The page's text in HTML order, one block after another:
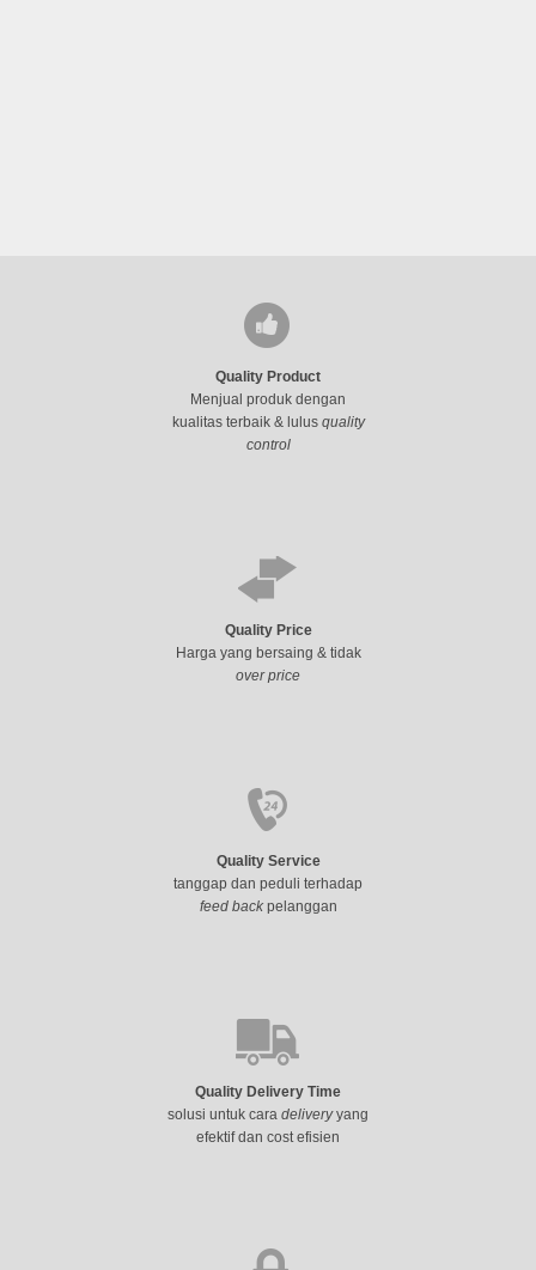
Quality Product
Menjual produk dengan
kualitas terbaik & lulus quality
control
Quality Price
Harga yang bersaing & tidak
over price
Quality Service
tanggap dan peduli terhadap
feed backpelanggan
Quality Delivery Time
solusi untuk cara deliveryyang
efektif dan cost efisien